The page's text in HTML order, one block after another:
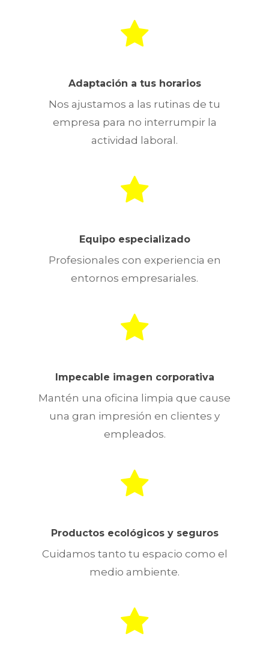
Adaptación a tus horarios
Nos ajustamos a las rutinas de tu
empresa para no interrumpir la
actividad laboral.
Equipo especializado
Profesionales con experiencia en
entornos empresariales.
Impecable imagen corporativa
Mantén una oficina limpia que cause
una gran impresión en clientes y
empleados.
Productos ecológicos y seguros
Cuidamos tanto tu espacio como el
medio ambiente.